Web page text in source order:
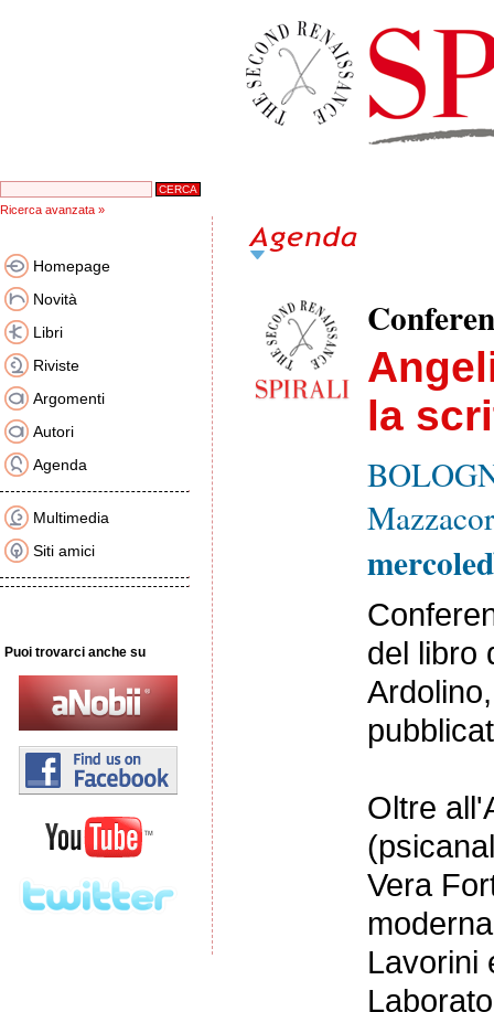
Ricerca avanzata »
Homepage
Novità
Libri
Riviste
Argomenti
Autori
Agenda
Multimedia
Siti amici
Puoi trovarci anche su
la
del libro
Oltre
Vera
Lavorini